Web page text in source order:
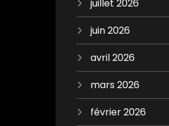
juillet 2026
juin 2026
avril 2026
mars 2026
février 2026